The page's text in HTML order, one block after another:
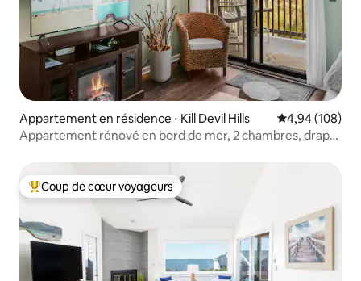
Appartement en résidence ⋅ Kill Devil Hills Évaluation
4,94 (108)
Appartement rénové en bord de mer, 2 chambres, draps
Coups de cœur voyageurs les plus appréciés
Coup de cœur voyageurs